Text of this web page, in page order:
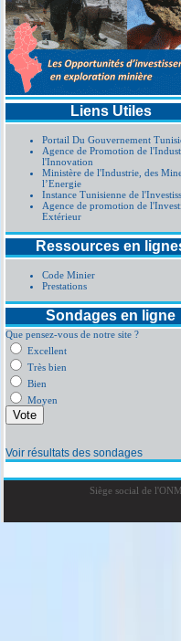
Liens Utiles
Portail Du Gouvernement
Agence de Promotion de
l'Innovation
Ministère de l'Industrie, des
l’Energie
Instance Tunisienne de
Agence de promotion de
Extérieur
Ressources en
Code Minier
Prestations
Sondages en ligne
Que pensez-vous de notre site ?
Excellent
Très bien
Bien
Moyen
Voir résultats des sondages
Siège social de